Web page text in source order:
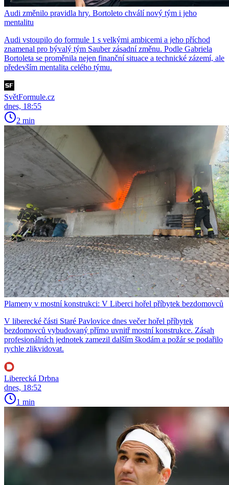
Audi změnilo pravidla hry. Bortoleto chválí nový tým i jeho
mentalitu
Audi vstoupilo do formule 1 s velkými ambicemi a jeho příchod
znamenal pro bývalý tým Sauber zásadní změnu. Podle Gabriela
Bortoleta se proměnila nejen finanční situace a technické zázemí, ale
především mentalita celého týmu.
SvětFormule.cz
dnes, 18:55
2 min
Plameny v mostní konstrukci: V Liberci hořel příbytek bezdomovců
V liberecké části Staré Pavlovice dnes večer hořel příbytek
bezdomovců vybudovaný přímo uvnitř mostní konstrukce. Zásah
profesionálních jednotek zamezil dalším škodám a požár se podařilo
rychle zlikvidovat.
Liberecká Drbna
dnes, 18:52
1 min